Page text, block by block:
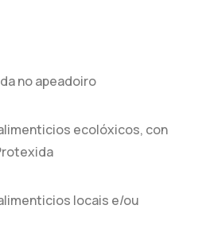
no apeadoiro
ecolóxicos, con
locais e/ou